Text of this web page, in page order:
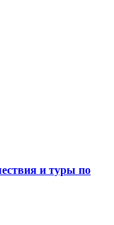
и туры по